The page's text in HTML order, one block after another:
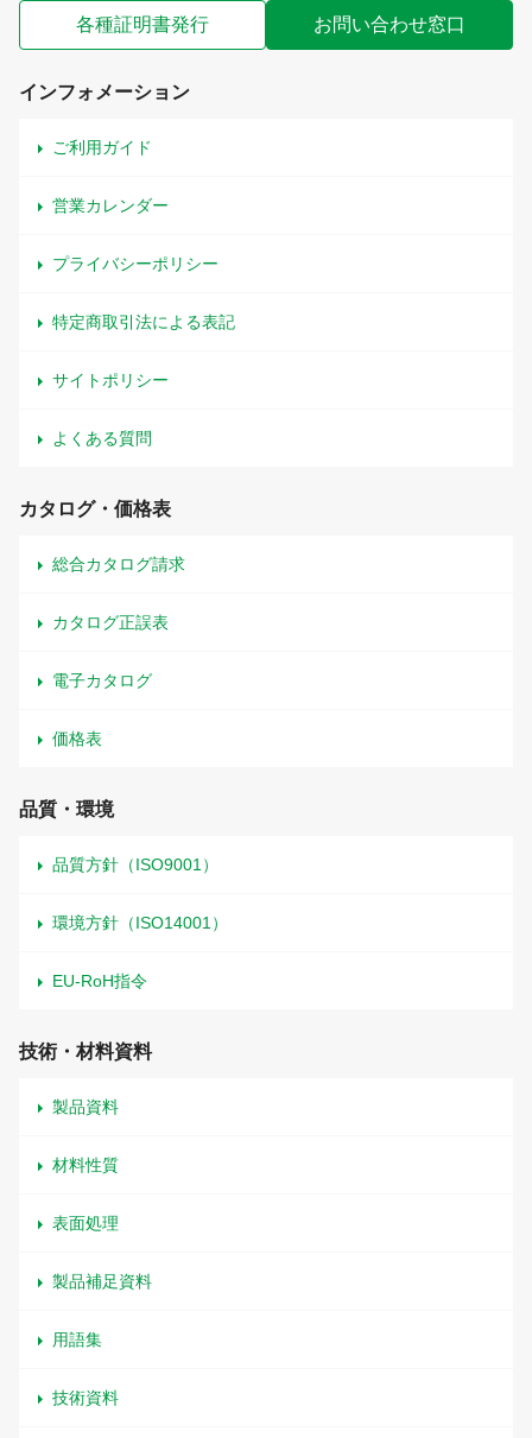
各種証明書発行 お問い合わせ窓口
インフォメーション
ご利用ガイド
営業カレンダー
プライバシーポリシー
特定商取引法による表記
サイトポリシー
よくある質問
カタログ・価格表
総合カタログ請求
カタログ正誤表
電子カタログ
価格表
品質・環境
品質方針（ISO9001）
環境方針（ISO14001）
EU-RoH指令
技術・材料資料
製品資料
材料性質
表面処理
製品補足資料
用語集
技術資料